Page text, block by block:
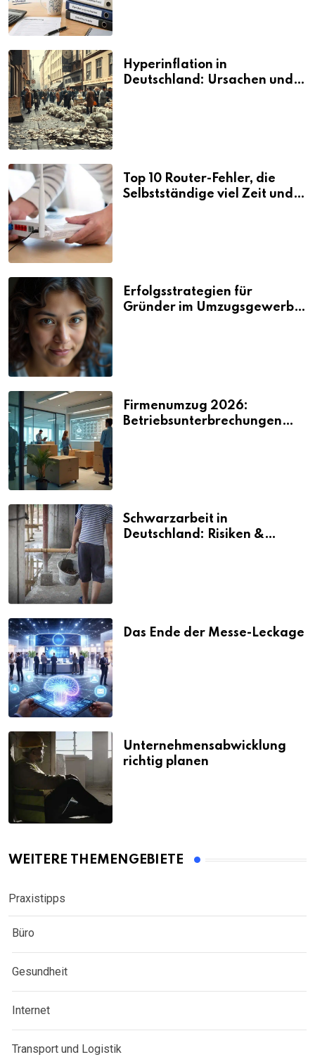
Hyperinflation in
Deutschland: Ursachen und
Top 10 Router-Fehler, die
Selbstständige viel Zeit und
Erfolgsstrategien für
Gründer im Umzugsgewerbe
Firmenumzug 2026:
Betriebsunterbrechungen
Schwarzarbeit in
Deutschland: Risiken &
Das Ende der Messe-Leckage
Unternehmensabwicklung
richtig planen
WEITERE THEMENGEBIETE
Praxistipps
Büro
Gesundheit
Internet
Transport und Logistik